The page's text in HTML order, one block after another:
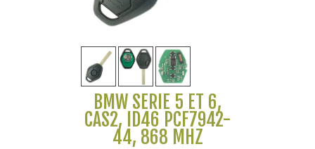
BMW SÉRIE 5 ET 6,
CAS2, ID46 PCF7942-
44, 868 MHZ